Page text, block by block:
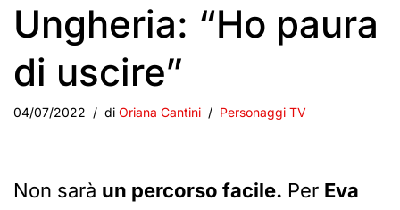
Ungheria: “Ho paura
di uscire”
04/07/2022 di Oriana Cantini Personaggi TV
Non sarà un percorso facile. Per Eva